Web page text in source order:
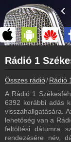
myonlineradio.hu
Rádió 1
Vissza a Rádió 1
Bejelentkezés
Hozz létre saját
Most szól
Tudd meg mi szólt
Összes rádió Rádió
A Rádió 1
6392 korábbi adás
visszahallgatására.
lehetőség van a
feltöltési dátumra
rendezésére név,